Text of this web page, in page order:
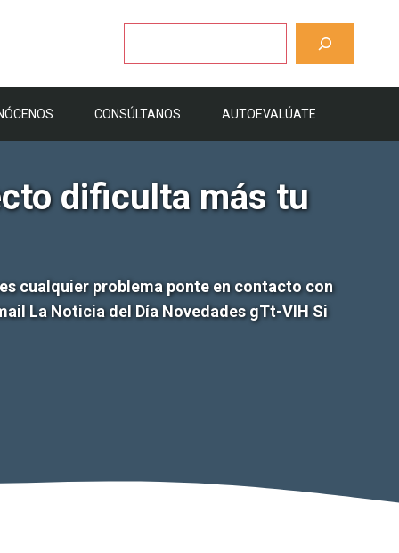
CONSÚLTANOS AUTOEVALÚATE
dificulta más tu
cualquier problema ponte en contacto con
La Noticia del Día Novedades gTt-VIH Si